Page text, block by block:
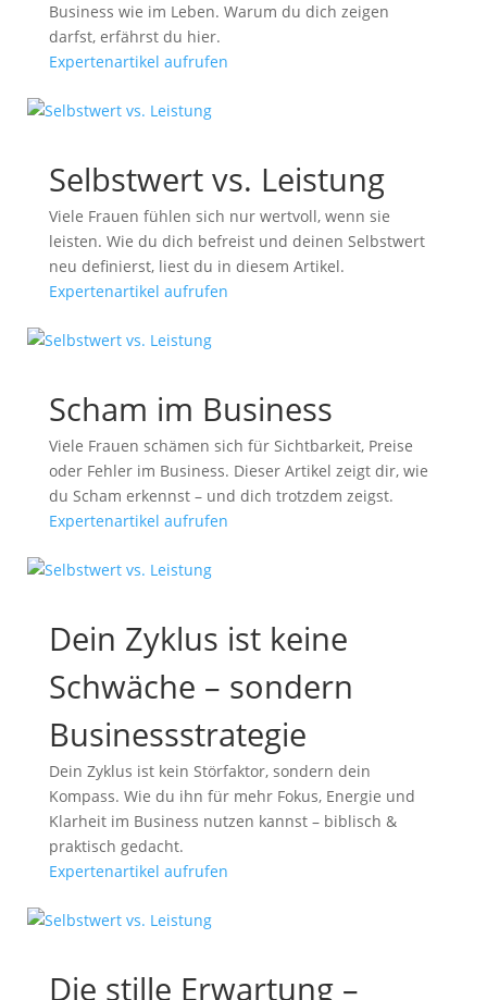
Business wie im Leben. Warum du dich zeigen
darfst, erfährst du hier.
Expertenartikel aufrufen
Selbstwert vs. Leistung
Viele Frauen fühlen sich nur wertvoll, wenn sie
leisten. Wie du dich befreist und deinen Selbstwert
neu definierst, liest du in diesem Artikel.
Expertenartikel aufrufen
Scham im Business
Viele Frauen schämen sich für Sichtbarkeit, Preise
oder Fehler im Business. Dieser Artikel zeigt dir, wie
du Scham erkennst – und dich trotzdem zeigst.
Expertenartikel aufrufen
Dein Zyklus ist keine
Schwäche – sondern
Businessstrategie
Dein Zyklus ist kein Störfaktor, sondern dein
Kompass. Wie du ihn für mehr Fokus, Energie und
Klarheit im Business nutzen kannst – biblisch &
praktisch gedacht.
Expertenartikel aufrufen
Die stille Erwartung –